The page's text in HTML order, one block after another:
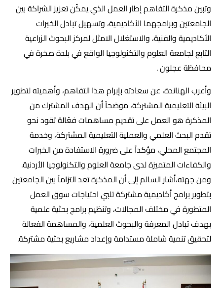
وتبين مذكرة التفاهم إطار العمل الذي يمكّن تعزيز الشراكة بين
الجامعتين وبرامجهما الأكاديمية، وتسهيل تبادل الخبرات
الأكاديمية والفنية، والاستغلال الامثل لمركز البحوث الزراعية
التابع لجامعة العلوم والتكنولوجيا الواقع في بلدة صخرة في
محافظة عجلون .
وأعرب الهناندة، عن سعادته بإبرام هذا التفاهم، وأهميته لتطوير
البيئة التعليمية المشتركة، موضحاً أن الهدف المشترك من
المذكرة هو العمل على تقديم مساهمات فعّالة تقود نحو
تقدم البحث العلمي والعملية التعليمية المشتركة، وخدمة
المجتمع المحلي، مؤكداً على ضرورة الاستفادة من الخبرات
والكفاءات المتميزة لدى جامعة العلوم والتكنولوجيا الأردنية.
ومن جهته،أشار السالم إلى أن المذكرة تعد التزاماً بين الجامعتين
بتطوير برامج أكاديمية مشتركة تلبي احتياجات سوق العمل
المتطورة في مختلف المجالات، وتنظيم برامج بحثية علمية
بهدف تبادل المعرفة والبحوث العلمية، والمساهمة الفعالة
لتحقيق تنمية شاملة مستدامة وإعداد مشاريع بحثية مشتركة.